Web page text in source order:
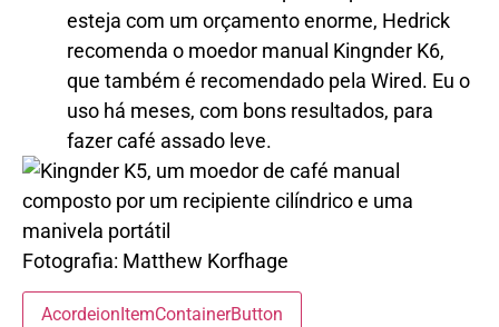
esteja com um orçamento enorme, Hedrick
recomenda o moedor manual Kingnder K6,
que também é recomendado pela Wired. Eu o
uso há meses, com bons resultados, para
fazer café assado leve.
Fotografia: Matthew Korfhage
AcordeionItemContainerButton